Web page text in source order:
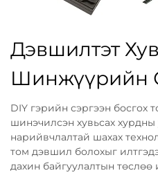
Дэвшилтэт
Шинжүүрийн
DIY гэрийн сэргээн босгох
шинэчилсэн хувьсах
нарийвчлалтай шахах
том дэвшил болохыг
дахин байгуулалтын